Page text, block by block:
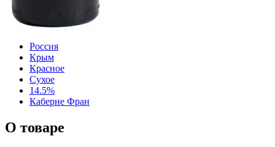
Россия
Крым
Красное
Сухое
14.5%
Каберне Фран
О товаре